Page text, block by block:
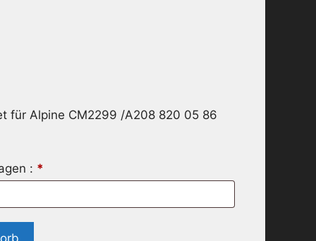
für Alpine CM2299 /A208 820 05 86
: *